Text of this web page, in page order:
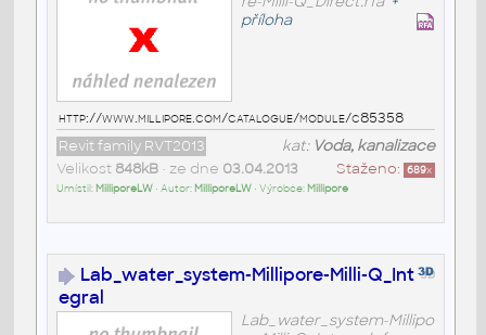
příloha
http://www.millipore.com/catalogue/module/c85358
kat: Voda, kanalizace
Revit family RVT2013
Staženo: 689x
Velikost 848kB• ze dne 03.04.2013
Umístil: MilliporeLW• Autor: MilliporeLW• Výrobce: Millipore
Lab_water_system-Millipore-Milli-Q_Int
egral
Lab_water_system-Millipo